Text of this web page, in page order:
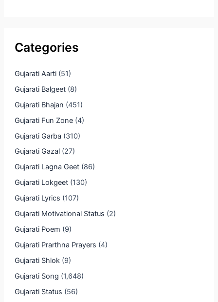
Categories
Gujarati Aarti(51)
Gujarati Balgeet(8)
Gujarati Bhajan (451)
Gujarati Fun Zone(4)
Gujarati Garba (310)
Gujarati Gazal(27)
Gujarati Lagna Geet(86)
Gujarati Lokgeet(130)
Gujarati Lyrics (107)
Gujarati Motivational Status (2)
Gujarati Poem (9)
Gujarati Prarthna Prayers (4)
Gujarati Shlok(9)
Gujarati Song (1,648)
Gujarati Status (56)